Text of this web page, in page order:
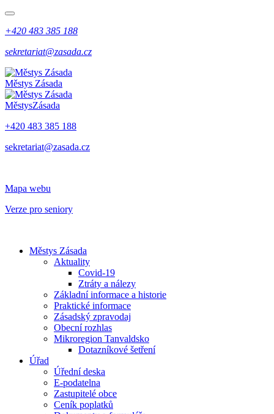
+420 483 385 188
sekretariat@zasada.cz
Městys Zásada
MěstysZásada
+420 483 385 188
sekretariat@zasada.cz
Mapa webu
Verze pro seniory
Městys Zásada
Aktuality
Covid-19
Ztráty a nálezy
Základní informace a historie
Praktické informace
Zásadský zpravodaj
Obecní rozhlas
Mikroregion Tanvaldsko
Dotazníkové šetření
Úřad
Úřední deska
E-podatelna
Zastupitelé obce
Ceník poplatků